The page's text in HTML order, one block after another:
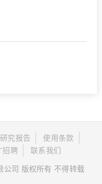
研究报告
使用条款
招聘 联系我们
司 版权所有 不得转载